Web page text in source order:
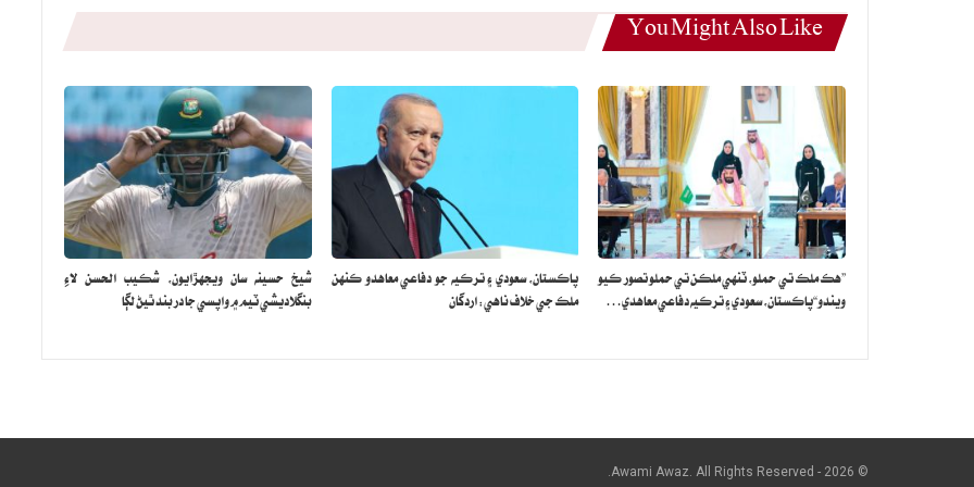
You Might Also Like
”هڪ ملڪ تي حملو، ٽنهي ملڪن تي حملو تصور ڪيو
ويندو“پاڪستان، سعودي ۽ ترڪيه دفاعي معاهدي…
پاڪستان، سعودي ۽ ترڪيه جو دفاعي معاهدو ڪنهن
ملڪ جي خلاف ناهي: اردگان
شيخ حسينه سان ويجهڙايون، شڪيب الحسن لاءِ
بنگلاديشي ٽيم ۾ واپسي جا در بند ٿيڻ لڳا
© 2026 - Awami Awaz. All Rights Reserved.